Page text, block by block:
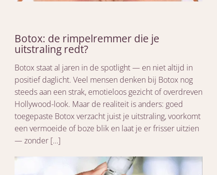
Botox: de rimpelremmer die je
uitstraling redt?
Botox staat al jaren in de spotlight — en niet altijd in
positief daglicht. Veel mensen denken bij Botox nog
steeds aan een strak, emotieloos gezicht of overdreven
Hollywood-look. Maar de realiteit is anders: goed
toegepaste Botox verzacht juist je uitstraling, voorkomt
een vermoeide of boze blik en laat je er frisser uitzien
— zonder […]